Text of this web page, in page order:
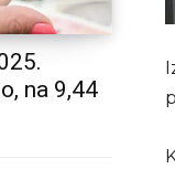
na 9,44